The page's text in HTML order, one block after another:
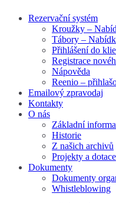
Rezervační systém
Kroužky –
Tábory –
Přihlášení do
Registrace
Nápověda
Reenio –
Emailový zpravodaj
Kontakty
O nás
Základní
Historie
Z našich archivů
Projekty a dotace
Dokumenty
Dokumenty
Whistleblowing